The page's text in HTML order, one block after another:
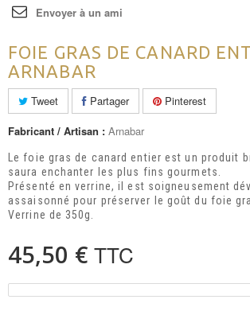
Envoyer à un ami
FOIE GRAS DE CANARD
ARNABAR
Tweet Partager
Pinterest
Fabricant / Artisan : Arnabar
Le foie gras de canard entier est un produit
saura enchanter les plus fins gourmets.
Présenté en verrine, il est soigneusement
assaisonné pour préserver le goût du foie
Verrine de 350g.
45,50 € TTC